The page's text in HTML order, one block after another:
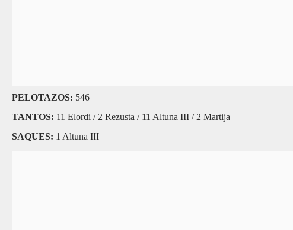
PELOTAZOS: 546
TANTOS: 11 Elordi / 2 Rezusta / 11 Altuna III / 2 Martija
SAQUES: 1 Altuna III